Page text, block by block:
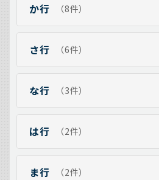
か行 （8件）
さ行 （6件）
な行 （3件）
は行 （2件）
ま行 （2件）